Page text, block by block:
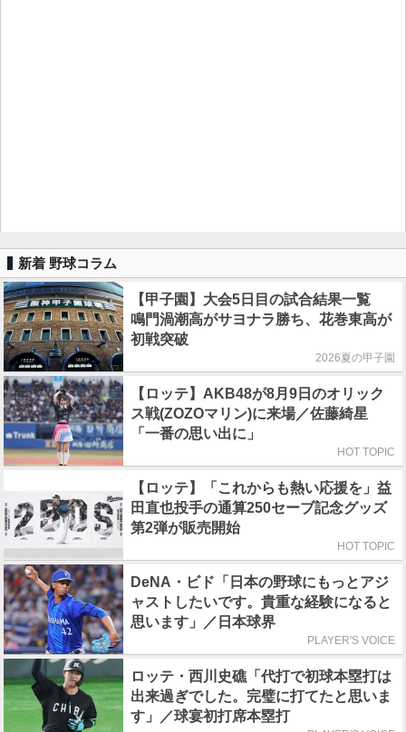
新着 野球コラム
【甲子園】大会5日目の試合結果一覧
鳴門渦潮高がサヨナラ勝ち、花巻東高が
初戦突破
2026夏の甲子園
【ロッテ】AKB48が8月9日のオリック
ス戦(ZOZOマリン)に来場／佐藤綺星
「一番の思い出に」
HOT TOPIC
【ロッテ】「これからも熱い応援を」益
田直也投手の通算250セーブ記念グッズ
第2弾が販売開始
HOT TOPIC
DeNA・ビド「日本の野球にもっとアジ
ャストしたいです。貴重な経験になると
思います」／日本球界
PLAYER'S VOICE
ロッテ・西川史礁「代打で初球本塁打は
出来過ぎでした。完璧に打てたと思いま
す」／球宴初打席本塁打